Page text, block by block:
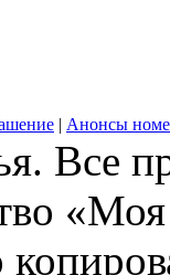
| Анонсы
Все